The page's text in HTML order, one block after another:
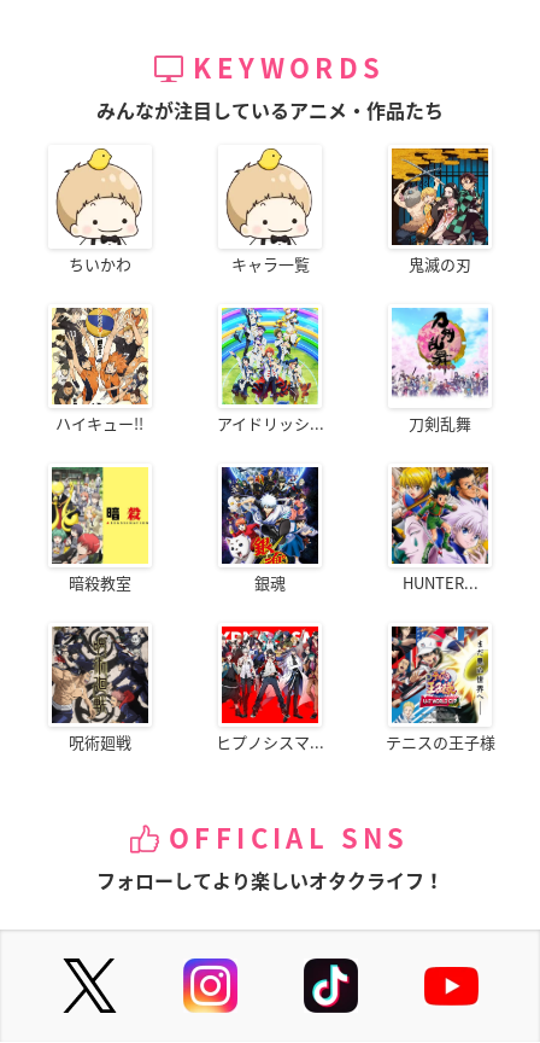
KEYWORDS
みんなが注目しているアニメ・作品たち
ちいかわ キャラ一覧 鬼滅の刃
ハイキュー!! アイドリッシ... 刀剣乱舞
暗殺教室 銀魂 HUNTER...
呪術廻戦 ヒプノシスマ... テニスの王子様
OFFICIAL SNS
フォローしてより楽しいオタクライフ！